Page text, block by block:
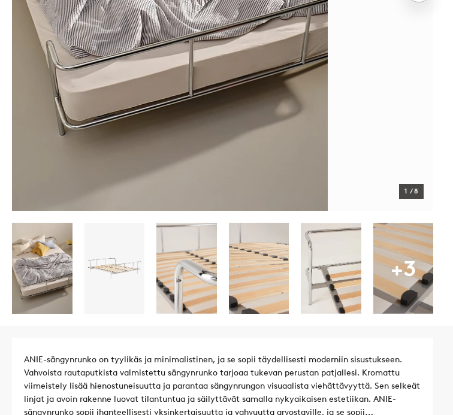
1 /8
+3
ANIE-sängynrunko on tyylikäs ja minimalistinen, ja se sopii täydellisesti moderniin sisustukseen.
Vahvoista rautaputkista valmistettu sängynrunko tarjoaa tukevan perustan patjallesi. Kromattu
viimeistely lisää hienostuneisuutta ja parantaa sängynrungon visuaalista viehättävyyttä. Sen selkeät
linjat ja avoin rakenne luovat tilantuntua ja säilyttävät samalla nykyaikaisen estetiikan. ANIE-
sängynrunko sopii ihanteellisesti yksinkertaisuutta ja vahvuutta arvostaville, ja se sopii